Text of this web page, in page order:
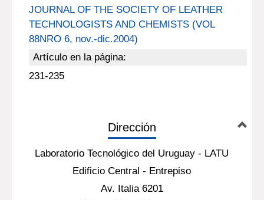
JOURNAL OF THE SOCIETY OF LEATHER
TECHNOLOGISTS AND CHEMISTS (VOL
88NRO 6, nov.-dic.2004)
Artículo en la página:
231-235
Dirección
Laboratorio Tecnológico del Uruguay - LATU
Edificio Central - Entrepiso
Av. Italia 6201